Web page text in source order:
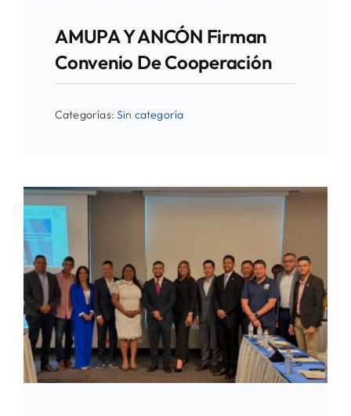
AMUPA Y ANCÓN Firman
Convenio De Cooperación
Categorías:Sin categoría